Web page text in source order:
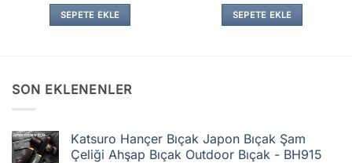
SEPETE EKLE SEPETE EKLE
SON EKLENENLER
Katsuro Hançer Bıçak Japon Bıçak Şam
Çeliği Ahşap Bıçak Outdoor Bıçak - BH915